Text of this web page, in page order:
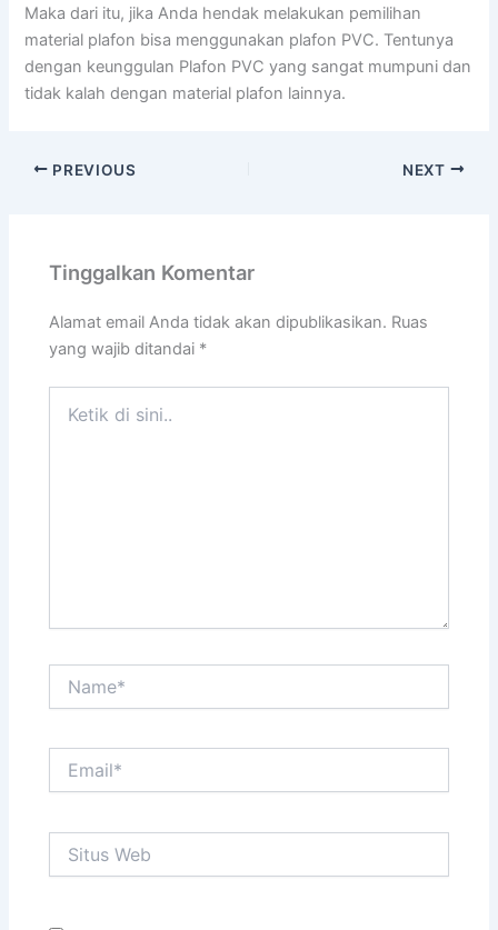
Maka dari itu, jika Anda hendak melakukan pemilihan
material plafon bisa menggunakan plafon PVC. Tentunya
dengan keunggulan Plafon PVC yang sangat mumpuni dan
tidak kalah dengan material plafon lainnya.
PREVIOUS NEXT
Tinggalkan Komentar
Alamat email Anda tidak akan dipublikasikan. Ruas
yang wajib ditandai *
Web